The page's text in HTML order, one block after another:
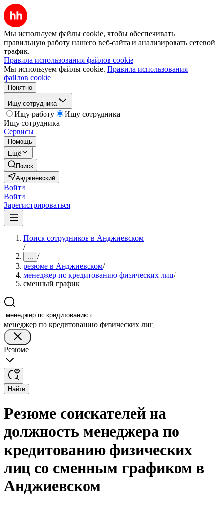
Мы используем файлы cookie, чтобы обеспечивать
правильную работу нашего веб-сайта и анализировать сетевой
трафик.
Правила использования файлов cookie
Мы используем файлы cookie. Правила использования
файлов cookie
Понятно
Ищу сотрудника
Ищу работу
Ищу сотрудника
Ищу сотрудника
Сервисы
Помощь
Ещё
Поиск
Анджиевский
Войти
Войти
Зарегистрироваться
Поиск сотрудников в Анджиевском
/
... /
резюме в Анджиевском/
менеджер по кредитованию физических лиц/
сменный график
менеджер по кредитованию физических лиц
Резюме
Найти
Резюме соискателей на
должность менеджера по
кредитованию физических
лиц со сменным графиком в
Анджиевском